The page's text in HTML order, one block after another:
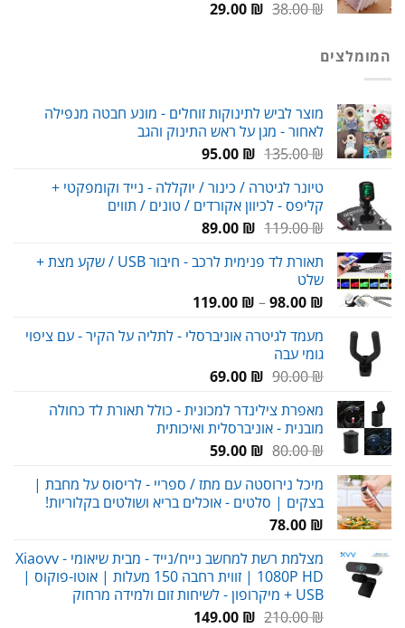
38.00₪
המחיר29.00 ₪
המחיר
המומלצים
מוצר לביש לתינוקות זוחלים - מונע חבטה מנפילה
לאחור - מגן על ראש התינוק והגב
135.00₪
המחיר
היה:
135.00 ₪.
95.00 ₪
המחיר
הוא:
95.00 ₪.
טיונר לגיטרה / כינור / יוקללה - נייד וקומפקטי +
קליפס - לכיוון אקורדים / טונים / תווים
119.00₪
המחיר
היה:
89.00 ₪
המחיר
הוא:
תאורת לד פנימית לרכב - חיבור USB / שקע מצת +
שלט
98.00 ₪
–
119.00 ₪
מעמד לגיטרה אוניברסלי - לתליה על הקיר - עם ציפוי
גומי עבה
90.00₪
המחיר
היה:
90.00 ₪.
69.00 ₪
המחיר
הוא:
69.00 ₪.
מאפרת צילינדר למכונית - כולל תאורת לד כחולה
מובנית - אוניברסלית ואיכותית
80.00₪
המחיר
היה:
80.00 ₪.
59.00 ₪
המחיר
הוא:
59.00 ₪.
מיכל נירוסטה עם מתז / ספריי - לריסוס על מחבת |
בצקים | סלטים - אוכלים בריא ושולטים בקלוריות!
78.00 ₪
מצלמת רשת למחשב נייח/נייד - מבית שיאומי Xiaovv -
1080P HD | זווית רחבה 150 מעלות | אוטו-פוקוס |
USB + מיקרופון - לשיחות זום ולמידה מרחוק
210.00₪
המחיר149.00 ₪
המחיר